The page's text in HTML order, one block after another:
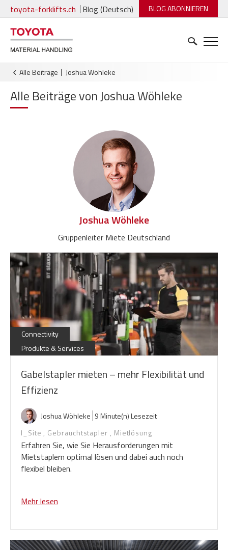
toyota-forklifts.ch Blog (Deutsch) BLOG ABONNIEREN
Alle Beiträge Joshua Wöhleke
Alle Beiträge von Joshua Wöhleke
Joshua Wöhleke
Gruppenleiter Miete Deutschland
Connectivity
Produkte & Services
Gabelstapler mieten – mehr Flexibilität und
Effizienz
Joshua Wöhleke 9 Minute(n) Lesezeit
I_Site , Gebrauchtstapler , Mietlösung
Erfahren Sie, wie Sie Herausforderungen mit
Mietstaplern optimal lösen und dabei auch noch
flexibel bleiben.
Mehr lesen